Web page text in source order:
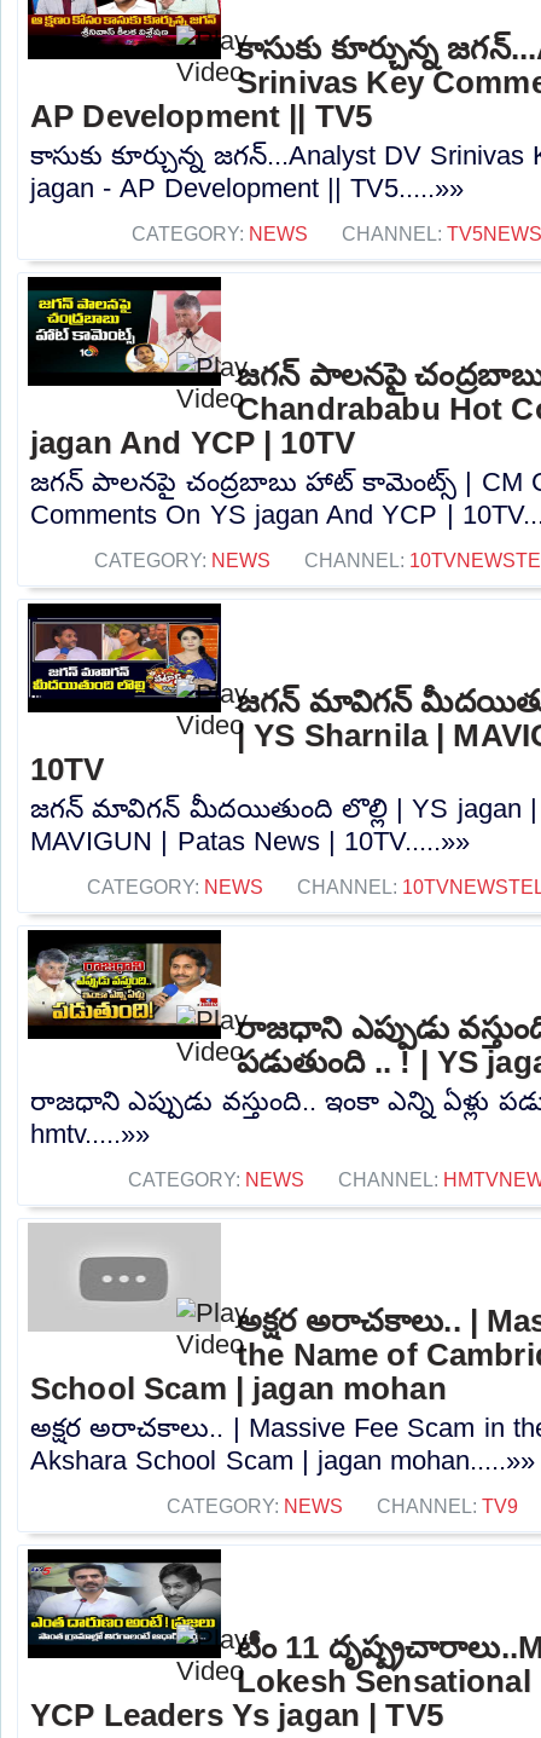
కాసుకు కూర్చున్న
Srinivas Key
AP Development || TV5
కాసుకు కూర్చున్న జగన్...Analyst DV Srinivas
jagan - AP Development || TV5.....»»
CATEGORY: NEWS CHANNEL: TV5NEWS
జగన్ పాలనపై
Chandrababu Hot
jagan And YCP | 10TV
జగన్ పాలనపై చంద్రబాబు హాట్ కామెంట్స్ | CM
Comments On YS jagan And YCP |
CATEGORY: NEWS CHANNEL:
జగన్ మావిగన్
| YS Sharnila |
10TV
జగన్ మావిగన్ మీదయితుంది లొల్లి | YS jagan |
MAVIGUN | Patas News | 10TV.....»»
CATEGORY: NEWS CHANNEL:
రాజధాని ఎప్పుడు
పడుతుంది .. ! | YS
రాజధాని ఎప్పుడు వస్తుంది.. ఇంకా ఎన్ని ఏళ్లు
hmtv.....»»
CATEGORY: NEWS CHANNEL:
అక్షర అరాచకాలు.. |
the Name of
School Scam | jagan mohan
అక్షర అరాచకాలు.. | Massive Fee Scam in
Akshara School Scam | jagan mohan.....»»
CATEGORY: NEWS CHANNEL: TV9
టీం 11
Lokesh Sensational
YCP Leaders Ys jagan | TV5